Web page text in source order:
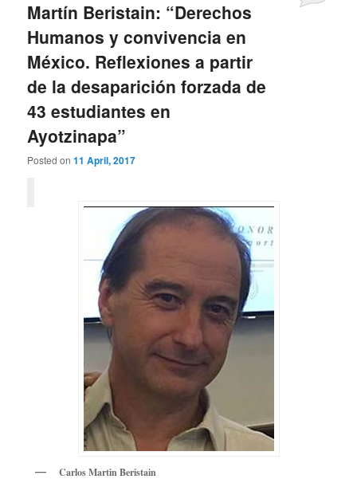
Martín Beristain: “Derechos
Humanos y convivencia en
México. Reflexiones a partir
de la desaparición forzada de
43 estudiantes en
Ayotzinapa”
Posted on11 April, 2017
Carlos Martin Beristain